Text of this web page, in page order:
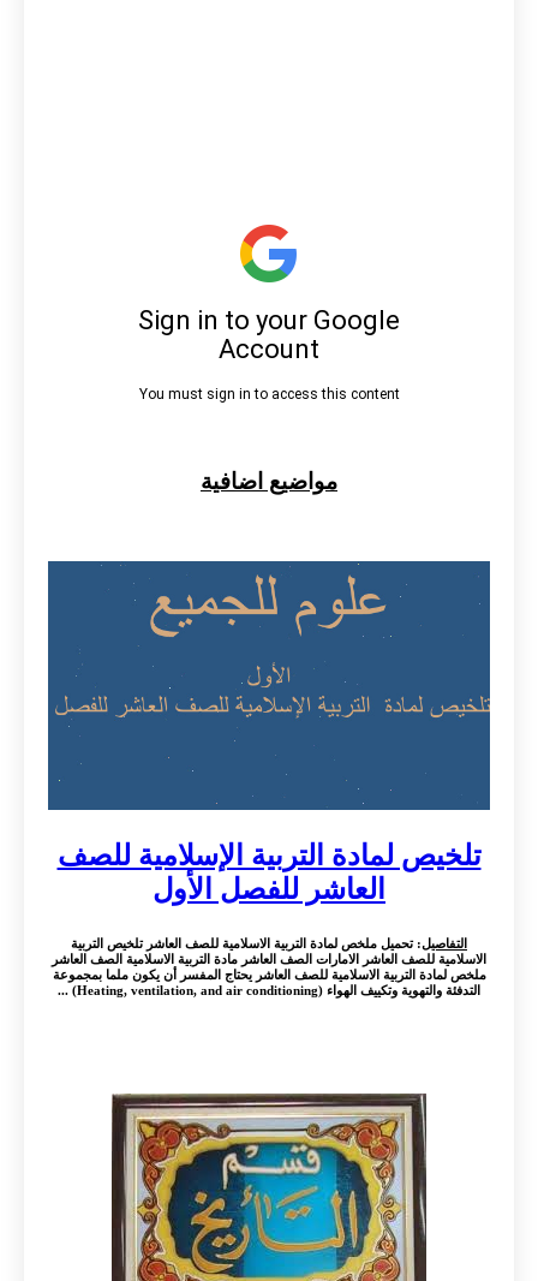
مواضيع اضافية
تلخيص لمادة التربية الإسلامية للصف
العاشر للفصل الأول
التفاصيل: تحميل ملخص لمادة التربية الاسلامية للصف العاشر تلخيص التربية
الاسلامية للصف العاشر الامارات الصف العاشر مادة التربية الاسلامية الصف العاشر
ملخص لمادة التربية الاسلامية للصف العاشر يحتاج المفسر أن يكون ملما بمجموعة
التدفئة والتهوية وتكييف الهواء (Heating, ventilation, and air conditioning) ...